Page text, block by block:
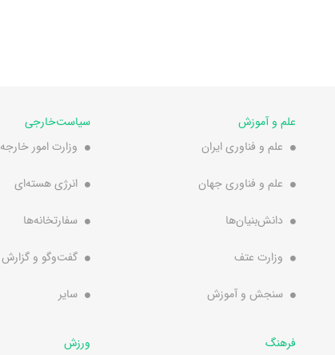
علم و آموزش
علم و فناوری ایران
علم و فناوری جهان
دانش‌بنیان‌ها
وزارت عتف
سنجش و آموزش
فرهنگ
سیاست‌خارجی
وزارت امور خارجه
انرژی هسته‌ای
سفارتخانه‌ها
گفت‌وگو و گزارش
سایر
ورزش